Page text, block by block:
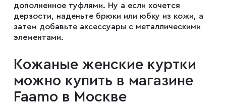
Платки-паше
Галстуки
дополненное туфлями. Ну а если хочется
дерзости, наденьте брюки или юбку из кожи, а
затем добавьте аксессуары с металлическими
элементами.
Кожаные женские куртки
можно купить в магазине
Faamo в Москве